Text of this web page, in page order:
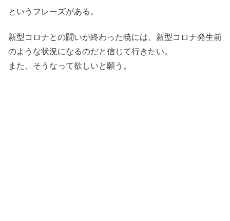
というフレーズがある。
新型コロナとの闘いが終わった暁には、新型コロナ発生前
のような状況になるのだと信じて行きたい。
また、そうなって欲しいと願う。